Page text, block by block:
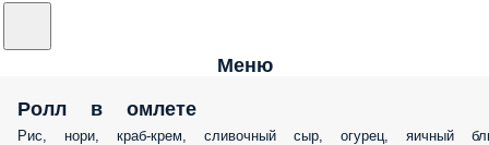
Меню
Ролл в омлете
Рис, нори, краб-крем, сливочный сыр, огурец, яичный